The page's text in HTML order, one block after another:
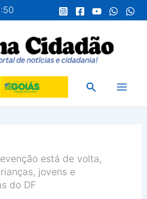
Pesquisar
está de volta,
jovens e
do DF